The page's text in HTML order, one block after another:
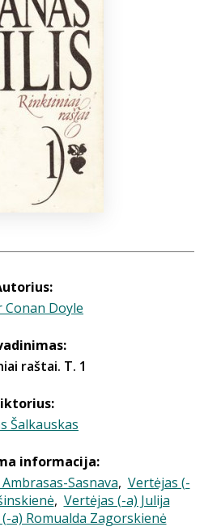
Doyle
raštai. T. 1
Šalkauskas
informacija:
Sasnava, Vertėjas (-
, Vertėjas (-a) Julija
a) Romualda Zagorskienė